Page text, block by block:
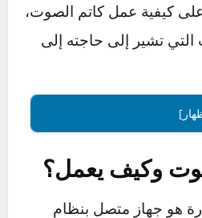
إنه يلعب دوراً مهماً في
انبعاثات العادم. في
كيفية عمل كاتم الصوت،
تشير إلى حاجته إلى